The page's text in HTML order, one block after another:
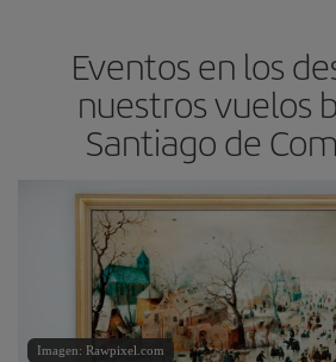
Eventos en los
nuestros vuelos
Santiago de
Imagen: Rawpixel.com